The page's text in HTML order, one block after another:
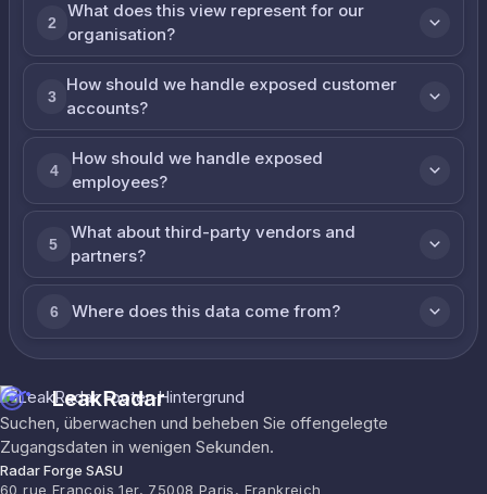
2
What does this view represent for our
organisation?
3
How should we handle exposed customer
accounts?
4
How should we handle exposed
employees?
5
What about third-party vendors and
partners?
6 Where does this data come from?
LeakRadar
Suchen, überwachen und beheben Sie offengelegte
Zugangsdaten in wenigen Sekunden.
Radar Forge SASU
60 rue François 1er, 75008 Paris, Frankreich